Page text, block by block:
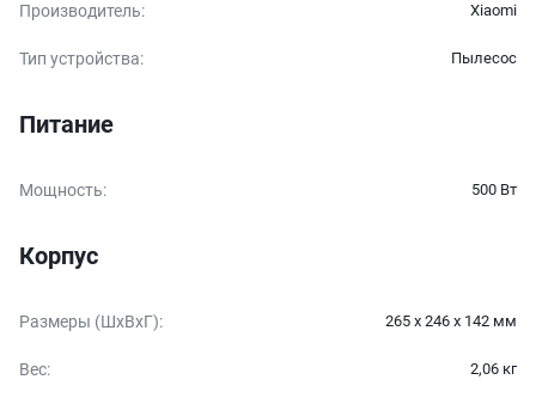
Производитель: Xiaomi
Тип устройства: Пылесос
Питание
Мощность: 500 Вт
Корпус
Размеры (ШxВxГ): 265 x 246 x 142 мм
Вес: 2,06 кг